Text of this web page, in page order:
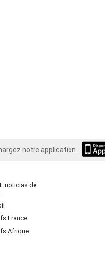
notre application
Android
noticias de
France
Afrique